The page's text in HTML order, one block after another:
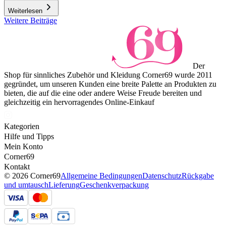
Weiterlesen
Weitere Beiträge
Der
Shop für sinnliches Zubehör und Kleidung Corner69 wurde 2011
gegründet, um unseren Kunden eine breite Palette an Produkten zu
bieten, die auf die eine oder andere Weise Freude bereiten und
gleichzeitig ein hervorragendes Online-Einkauf
Kategorien
Hilfe und Tipps
Mein Konto
Corner69
Kontakt
© 2026 Corner69Allgemeine BedingungenDatenschutzRückgabe
und umtauschLieferungGeschenkverpackung